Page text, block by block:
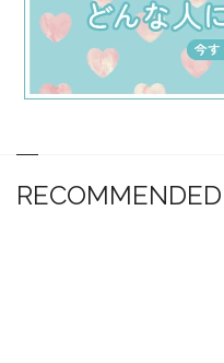
RECOMMENDED